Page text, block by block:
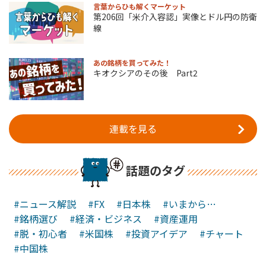
言葉からひも解くマーケット
第206回「米介入容認」実像とドル円の防衛
線
あの銘柄を買ってみた！
キオクシアのその後 Part2
連載を見る
話題のタグ
#ニュース解説 #FX #日本株
#いまから…
#銘柄選び
#経済・ビジネス
#資産運用
#脱・初心者
#米国株 #投資アイデア
#チャート
#中国株